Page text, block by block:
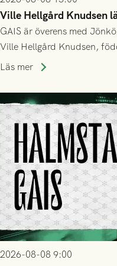
Ville Hellgård Knudsen
GAIS är överens med
Ville Hellgård Knudsen,
Läs mer
2026-08-08 9:00